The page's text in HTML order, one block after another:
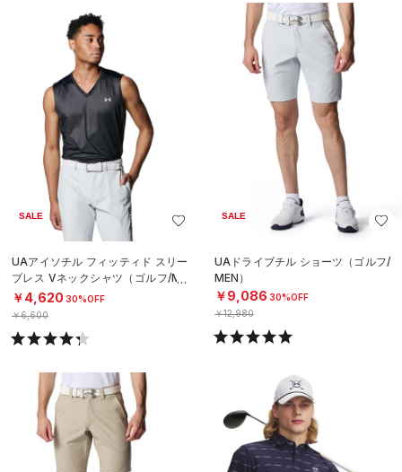
SALE
UAアイソチル フィッティド スリー
ブレス Vネックシャツ（ゴルフ/ME
N）
￥4,620 30%OFF
￥6,600
SALE
UAドライブチル ショーツ（ゴルフ/
MEN）
￥9,086 30%OFF
￥12,980